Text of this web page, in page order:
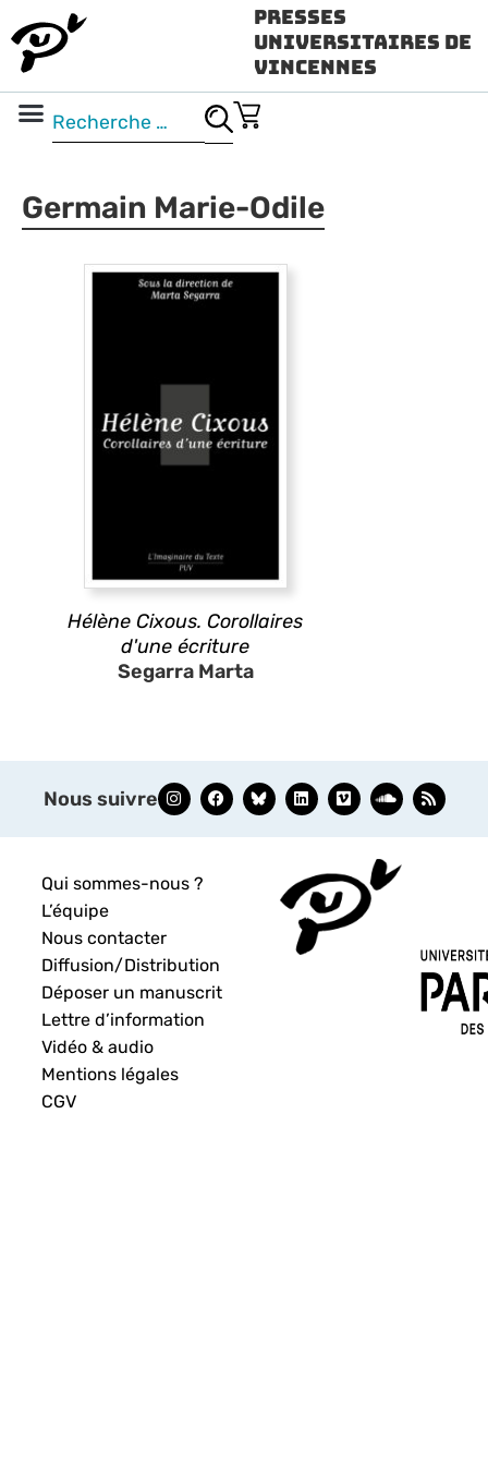
Presses
Universitaires de
Vincennes
Germain Marie-Odile
Hélène Cixous. Corollaires
d'une écriture
Segarra Marta
Nous suivre
Qui sommes-nous ?
L’équipe
Nous contacter
Diffusion/Distribution
Déposer un manuscrit
Lettre d’information
Vidéo & audio
Mentions légales
CGV